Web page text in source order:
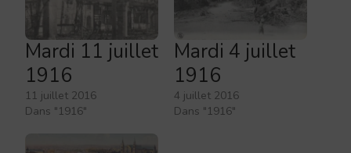
Mardi 11 juillet
1916
11 juillet 2016
Dans "1916"
Mardi 4 juillet
1916
4 juillet 2016
Dans "1916"